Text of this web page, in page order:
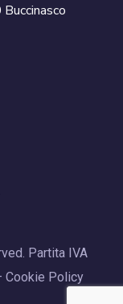
Partita IVA
Cookie Policy